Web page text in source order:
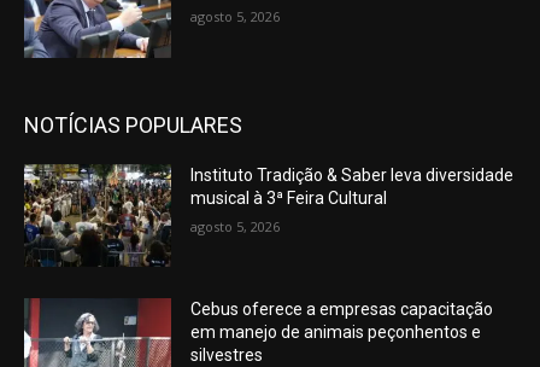
agosto 5, 2026
NOTÍCIAS POPULARES
Instituto Tradição & Saber leva diversidade
musical à 3ª Feira Cultural
agosto 5, 2026
Cebus oferece a empresas capacitação
em manejo de animais peçonhentos e
silvestres